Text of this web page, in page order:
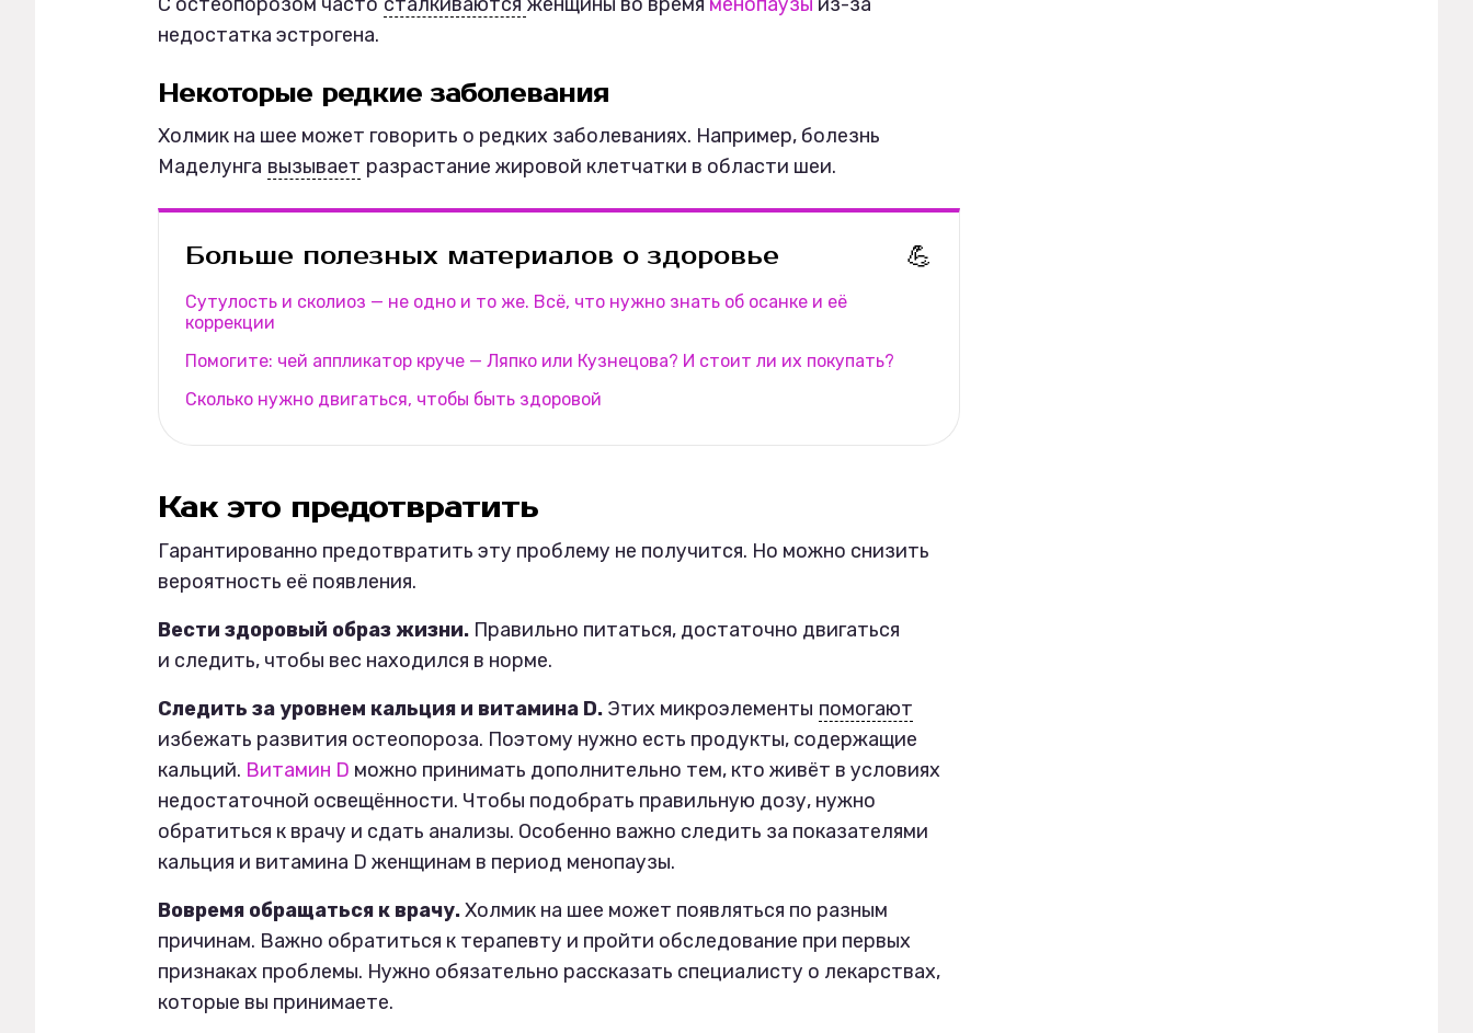
недостатка эстрогена.
Некоторые редкие заболевания
Холмик на шее может говорить о редких заболеваниях. Например, болезнь
Маделунга вызывает разрастание жировой клетчатки в области шеи.
Больше полезных материалов о здоровье 💪
Сутулость и сколиоз — не одно и то же. Всё, что нужно знать об осанке и её
коррекции
Помогите: чей аппликатор круче — Ляпко или Кузнецова? И стоит ли их покупать?
Сколько нужно двигаться, чтобы быть здоровой
Как это предотвратить
Гарантированно предотвратить эту проблему не получится. Но можно снизить
вероятность её появления.
Вести здоровый образ жизни. Правильно питаться, достаточно двигаться
и следить, чтобы вес находился в норме.
Следить за уровнем кальция и витамина D. Этих микроэлементы помогают
избежать развития остеопороза. Поэтому нужно есть продукты, содержащие
кальций. Витамин D можно принимать дополнительно тем, кто живёт в условиях
недостаточной освещённости. Чтобы подобрать правильную дозу, нужно
обратиться к врачу и сдать анализы. Особенно важно следить за показателями
кальция и витамина D женщинам в период менопаузы.
Вовремя обращаться к врачу.Холмик на шее может появляться по разным
причинам. Важно обратиться к терапевту и пройти обследование при первых
признаках проблемы. Нужно обязательно рассказать специалисту о лекарствах,
которые вы принимаете.